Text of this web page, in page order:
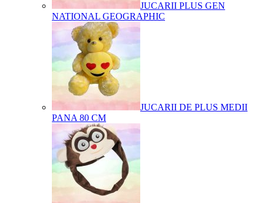
JUCARII PLUS GEN
NATIONAL GEOGRAPHIC
JUCARII DE PLUS MEDII
PANA 80 CM